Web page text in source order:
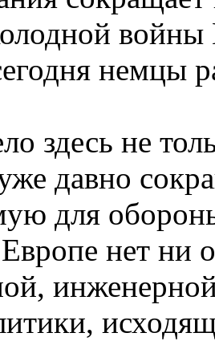
немцы
здесь не
давно
для
Европе нет